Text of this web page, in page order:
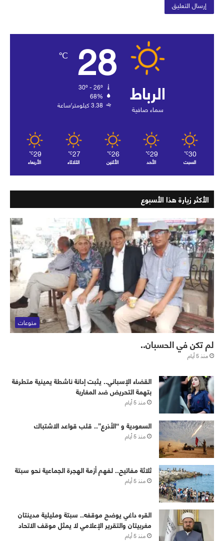
الرباط
سماء صافية
28
℃
68%
3.38 كيلومتر/ساعة
30
℃
السبت
29
℃
الأحد
26
℃
الأثنين
27
℃
الثلاثاء
29
℃
الأربعاء
الأكثر زيارة هذا الأسبوع
منوعات
لم تكن في الحسبان..
منذ 5 أيام
القضاء الإسباني.. يثبت إدانة ناشطة يمينية متطرفة
بتهمة التحريض ضد المغاربة
منذ 5 أيام
‏⁧‫السعودية‬⁩ و “الأذرع”.. قلب قواعد الاشتباك
منذ 5 أيام
ثلاثة مفاتيح.. لفهم أزمة الهجرة الجماعية نحو سبتة
منذ 5 أيام
القره داغي يوضح موقفه.. سبتة ومليلية مدينتان
مغربيتان والتقرير الإعلامي لا يمثل موقف الاتحاد
منذ 5 أيام